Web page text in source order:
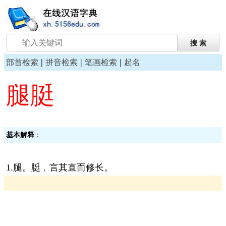
部首检索 | 拼音检索 | 笔画检索 | 起名
腿脡
基本解释 ：
1.腿。脡﹐言其直而修长。